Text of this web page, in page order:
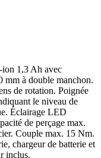
ion 1,3 Ah avec
mm à double manchon.
de rotation. Poignée
le niveau de
Éclairage LED
de perçage max.
Couple max. 15 Nm.
chargeur de batterie et
inclus.